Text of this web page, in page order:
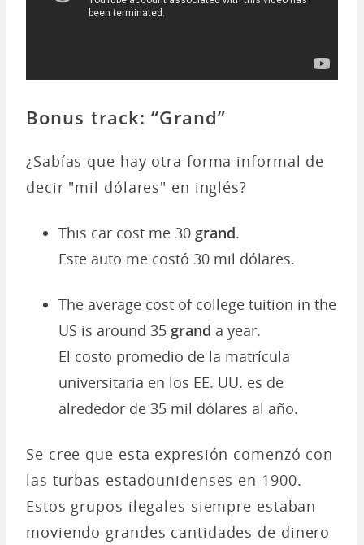
Bonus track: “Grand”
¿Sabías que hay otra forma informal de
decir "mil dólares" en inglés?
This car cost me 30 grand.
Este auto me costó 30 mil dólares.
The average cost of college tuition in the
US is around 35 grand a year.
El costo promedio de la matrícula
universitaria en los EE. UU. es de
alrededor de 35 mil dólares al año.
Se cree que esta expresión comenzó con
las turbas estadounidenses en 1900.
Estos grupos ilegales siempre estaban
moviendo grandes cantidades de dinero